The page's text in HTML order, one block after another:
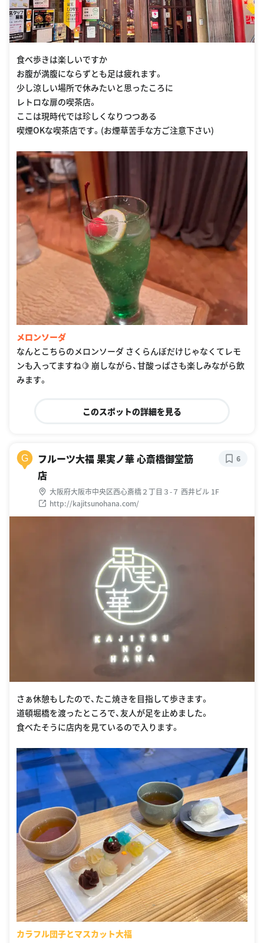
食べ歩きは楽しいですか
お腹が満腹にならずとも足は疲れます。
少し涼しい場所で休みたいと思ったころに
レトロな扉の喫茶店。
ここは現時代では珍しくなりつつある
喫煙OKな喫茶店です。(お煙草苦手な方ご注意下さい)
メロンソーダ
なんとこちらのメロンソーダ さくらんぼだけじゃなくてレモ
ンも入ってますね🍋 崩しながら、甘酸っぱさも楽しみながら飲
みます。
このスポットの詳細を見る
G
フルーツ大福 果実ノ華 心斎橋御堂筋
店
大阪府大阪市中央区西心斎橋２丁目３-７ 西井ビル 1F
http://kajitsunohana.com/
6
さぁ休憩もしたので、たこ焼きを目指して歩きます。
道頓堀橋を渡ったところで、友人が足を止めました。
食べたそうに店内を見ているので入ります。
カラフル団子とマスカット大福